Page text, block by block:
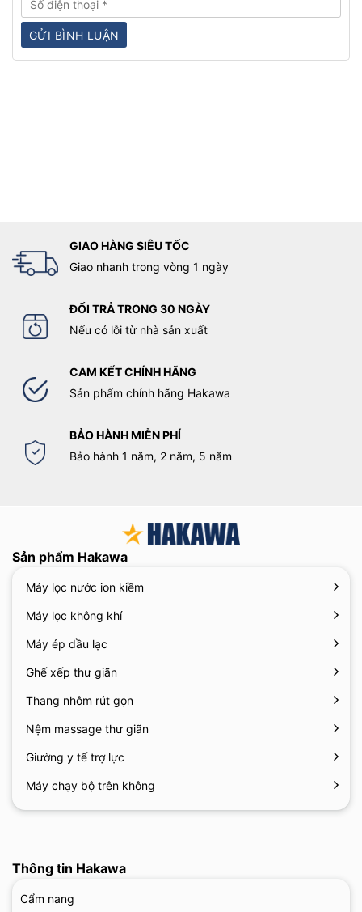
GIAO HÀNG SIÊU TỐC
Giao nhanh trong vòng 1 ngày
ĐỔI TRẢ TRONG 30 NGÀY
Nếu có lỗi từ nhà sản xuất
CAM KẾT CHÍNH HÃNG
Sản phẩm chính hãng Hakawa
BẢO HÀNH MIỄN PHÍ
Bảo hành 1 năm, 2 năm, 5 năm
Sản phẩm Hakawa
Máy lọc nước ion kiềm
Máy lọc không khí
Máy ép dầu lạc
Ghế xếp thư giãn
Thang nhôm rút gọn
Nệm massage thư giãn
Giường y tế trợ lực
Máy chạy bộ trên không
Thông tin Hakawa
Cẩm nang